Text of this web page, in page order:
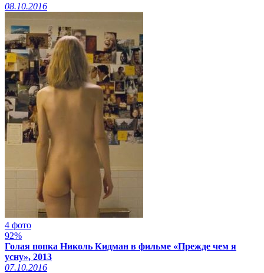
08.10.2016
4 фото
92%
Голая попка Николь Кидман в фильме «Прежде чем я
усну», 2013
07.10.2016